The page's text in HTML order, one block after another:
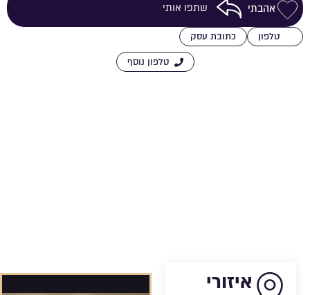
טלפון כתובת עסק
שמירה ברשימת מועדפים
אהבתי שתפו אותי
טלפון נוסף
איזורי